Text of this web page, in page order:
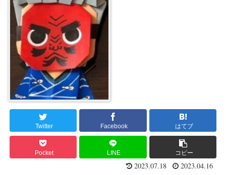
Twitter Facebook はてブ
Pocket LINE コピー
2023.07.18 2023.04.16